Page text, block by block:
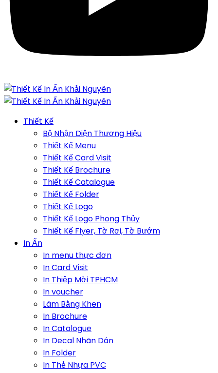
Thiết Kế
Bộ Nhận Diện Thương Hiệu
Thiết Kế Menu
Thiết Kế Card Visit
Thiết Kế Brochure
Thiết Kế Catalogue
Thiết Kế Folder
Thiết Kế Logo
Thiết Kế Logo Phong Thủy
Thiết Kế Flyer, Tờ Rơi, Tờ Bướm
In Ấn
In menu thực đơn
In Card Visit
In Thiệp Mời TPHCM
In voucher
Làm Bằng Khen
In Brochure
In Catalogue
In Decal Nhãn Dán
In Folder
In Thẻ Nhựa PVC